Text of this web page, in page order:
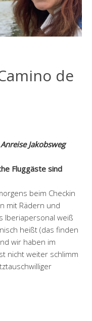
de
Jakobsweg
Fluggäste sind
beim Checkin
mit Rädern und
Iberiapersonal weiß
heißt (das finden
wir haben im
nicht weiter schlimm